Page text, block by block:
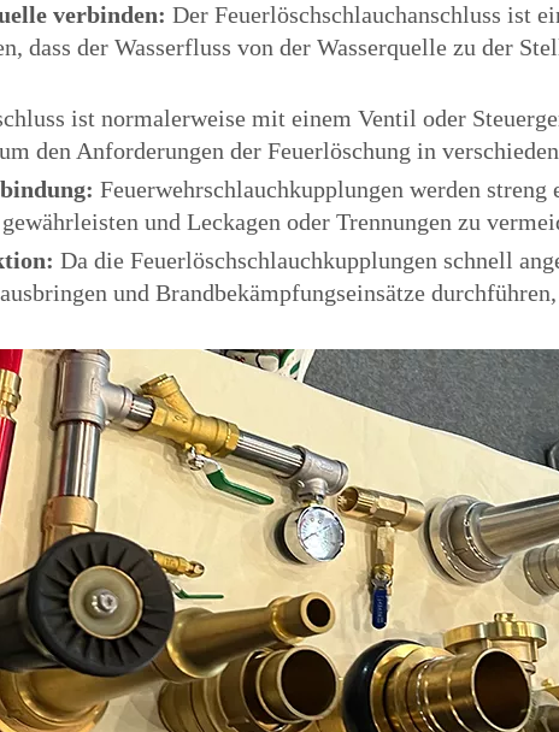
verbinden: Der Feuerlöschschlauchanschluss ist
dass der Wasserfluss von der Wasserquelle zu der
ist normalerweise mit einem Ventil oder
den Anforderungen der Feuerlöschung in
Feuerwehrschlauchkupplungen werden
und Leckagen oder Trennungen zu
Da die Feuerlöschschlauchkupplungen schnell
und Brandbekämpfungseinsätze